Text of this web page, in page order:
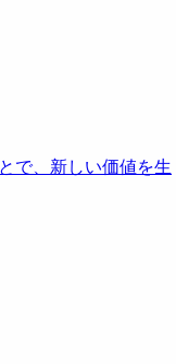
で、新しい価値を生